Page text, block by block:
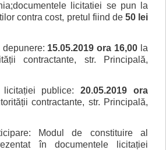
licitatiei se pun la
contra cost, pretul fiind de 50 lei
15.05.2019 ora 16,00 la
contractante, str. Principală,
licitației publice:20.05.2019
ora
contractante, str. Principală,
Modul de constituire al
în documentele licitației